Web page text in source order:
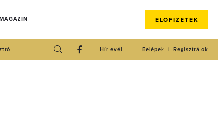
ELŐFIZETEK
Regisztrálok
Belépek
Hírlevél